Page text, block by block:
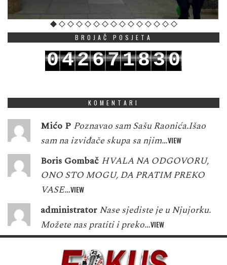
BROJAČ POSJETA
042671830
KOMENTARI
Mićo P Poznavao sam Sašu Raonića.Išao
sam na izviđače skupa sa njim…VIEW
Boris Gombač HVALA NA ODGOVORU,
ONO STO MOGU, DA PRATIM PREKO
VASE…VIEW
administrator Nase sjediste je u Njujorku.
Možete nas pratiti i preko…VIEW